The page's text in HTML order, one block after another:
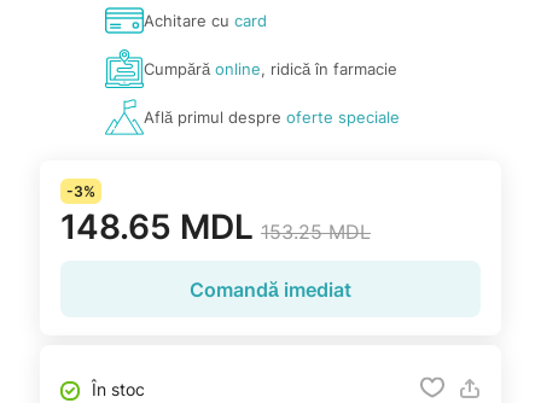
Achitare cu card
Cumpărăonline, ridică în farmacie
Află primul despre oferte speciale
-3%
148.65 MDL 153.25 MDL
Comandă imediat
În stoc